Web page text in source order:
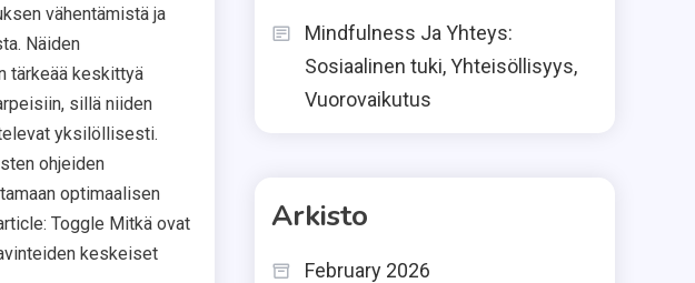
vähentämistä ja
Näiden
tärkeää keskittyä
sillä niiden
yksilöllisesti.
ohjeiden
optimaalisen
Toggle Mitkä ovat
keskeiset
Mindfulness Ja Yhteys:
Sosiaalinen tuki, Yhteisöllisyys,
Vuorovaikutus
Arkisto
February 2026